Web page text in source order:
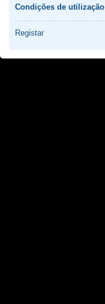
Condições de utilização
Registar